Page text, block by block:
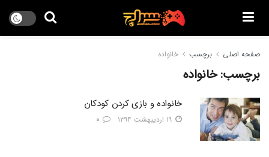
صفحه اصلی برچسب خانواده
برچسب:خانواده
خانواده و بازی کردن کودکان